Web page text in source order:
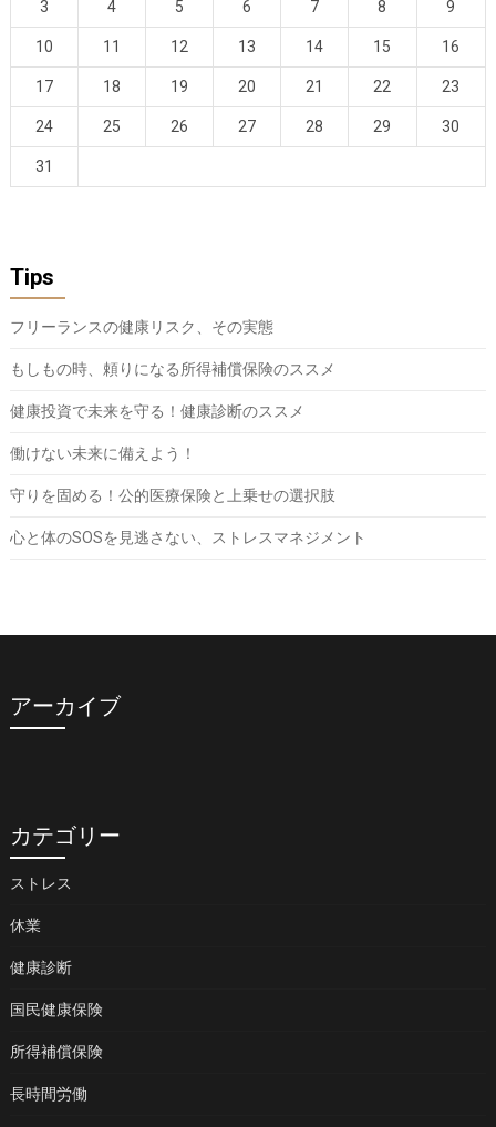
3 4 5 6 7 8 9
10 11 12 13 14 15 16
17 18 19 20 21 22 23
24 25 26 27 28 29 30
31
Tips
フリーランスの健康リスク、その実態
もしもの時、頼りになる所得補償保険のススメ
健康投資で未来を守る！健康診断のススメ
働けない未来に備えよう！
守りを固める！公的医療保険と上乗せの選択肢
心と体のSOSを見逃さない、ストレスマネジメント
アーカイブ
カテゴリー
ストレス
休業
健康診断
国民健康保険
所得補償保険
長時間労働